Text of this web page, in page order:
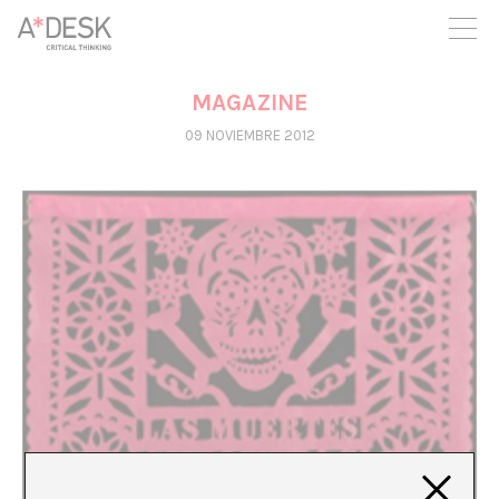
crees también en A*DESK seguimos necesitándote para poder
seguir adelante. Ahora puedes participar del proyecto y
apoyarlo.
MAGAZINE
09 NOVIEMBRE 2012